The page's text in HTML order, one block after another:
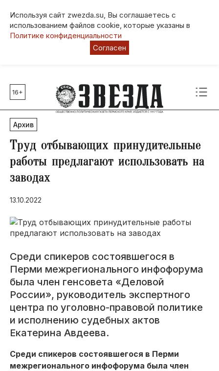
Используя сайт zwezda.su, Вы соглашаетесь с
использованием файлов cookie, которые указаны в
Политике конфиденциальности
Согласен
Главные темы
80 лет Победы
Молодежная столица РФ
СВО
Выборы в Пермском крае
Социальная поддержка
Инфраструктура
Благоустройство
16+
Архив
Труд отбывающих принудительные
работы предлагают использовать на
заводах
13.10.2022
Среди спикеров состоявшегося в
Перми межрегионального инфофорума
была член генсовета «Деловой
России», руководитель экспертного
центра по уголовно-правовой политике
и исполнению судебных актов
Екатерина Авдеева.
Среди спикеров состоявшегося в Перми
межрегионального инфофорума была член